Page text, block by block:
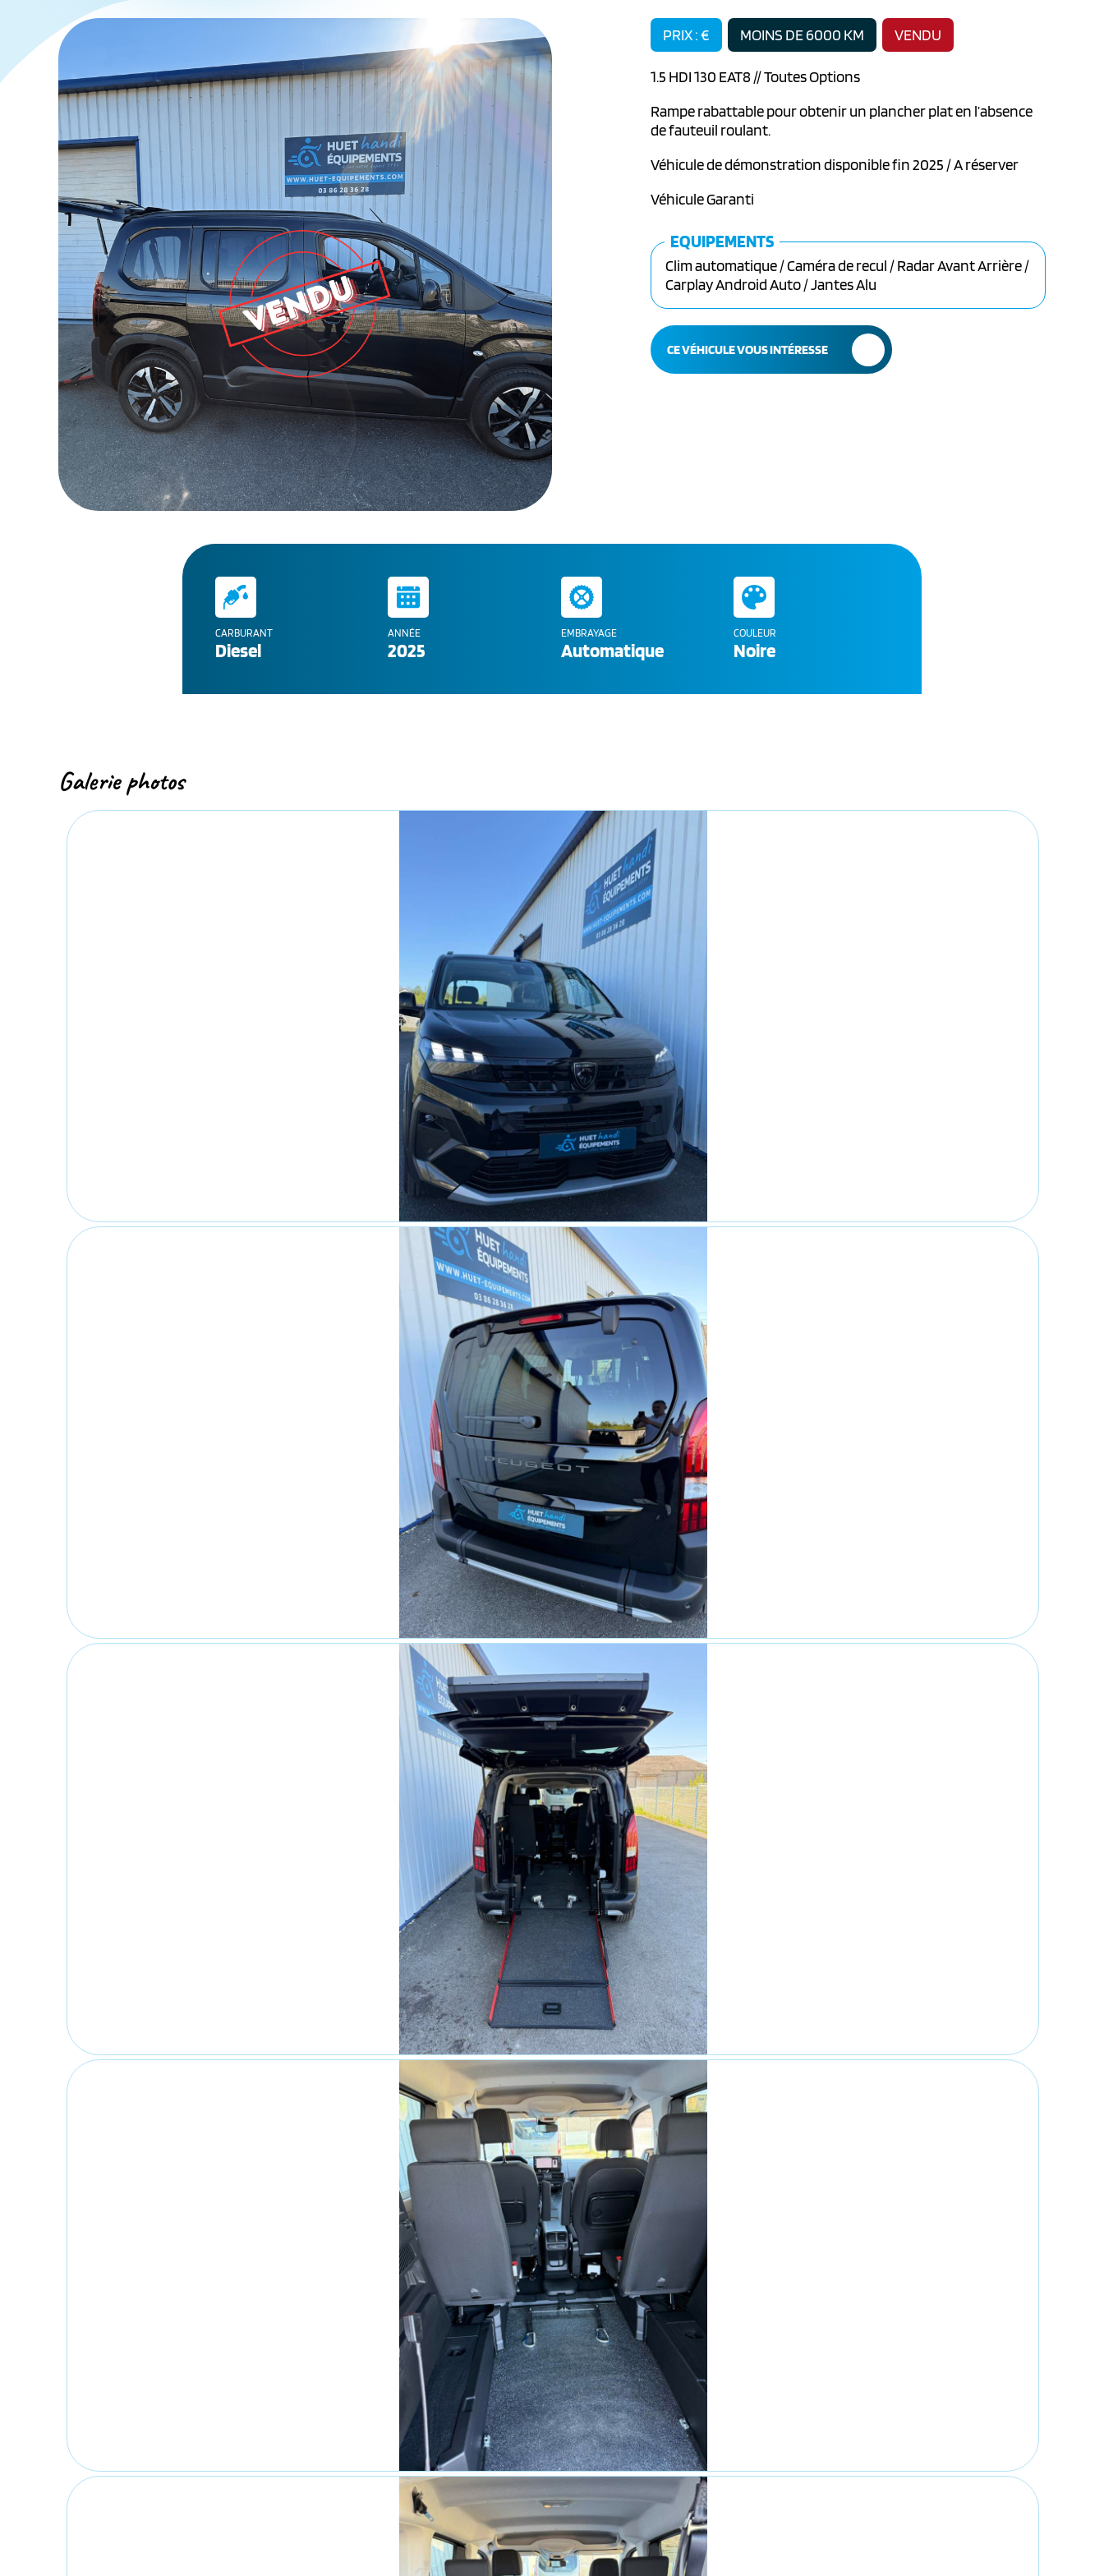
PRIX : € MOINS DE 6000 KM VENDU
1.5 HDI 130 EAT8 // Toutes Options
Rampe rabattable pour obtenir un plancher plat en l’absence
de fauteuil roulant.
Véhicule de démonstration disponible fin 2025 / A réserver
Véhicule Garanti
EQUIPEMENTS
Clim automatique / Caméra de recul / Radar Avant Arrière /
Carplay Android Auto / Jantes Alu
CE VÉHICULE VOUS INTÉRESSE
CARBURANT
Diesel
ANNÉE
2025
EMBRAYAGE
Automatique
COULEUR
Noire
Galerie photos